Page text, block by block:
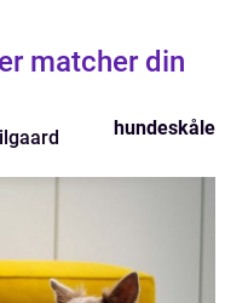
matcher din
hundeskåle